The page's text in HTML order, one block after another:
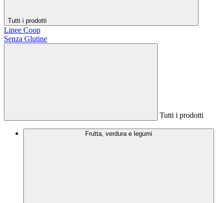
Tutti i prodotti
Linee Coop
Senza Glutine
Tutti i prodotti
Frutta, verdura e legumi